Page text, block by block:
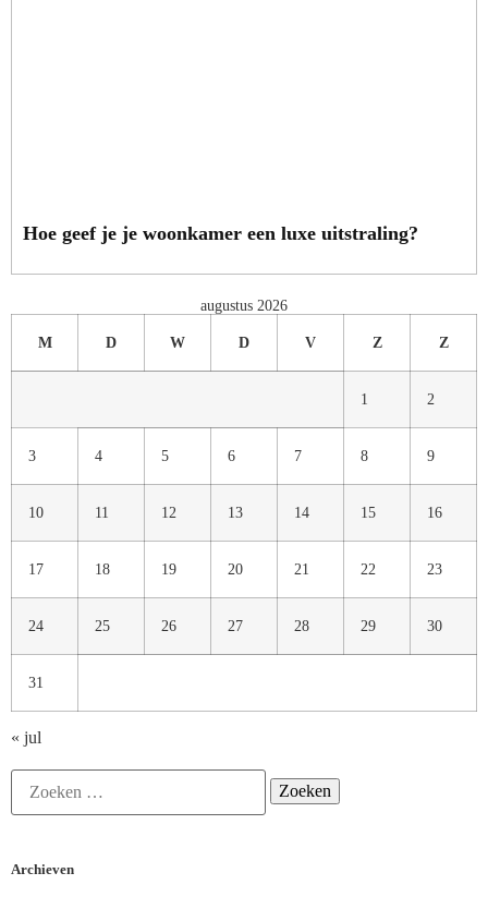
Hoe geef je je woonkamer een luxe uitstraling?
augustus 2026
M D W D V Z Z
1 2
3 4 5 6 7 8 9
10 11 12 13 14 15 16
17 18 19 20 21 22 23
24 25 26 27 28 29 30
31
« jul
Archieven